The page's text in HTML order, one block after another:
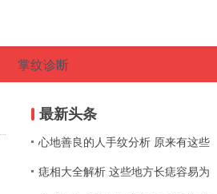
掌纹诊断
最新头条
心地善良的人手纹分析 原来有这些
痣相大全解析 这些地方长痣容易为